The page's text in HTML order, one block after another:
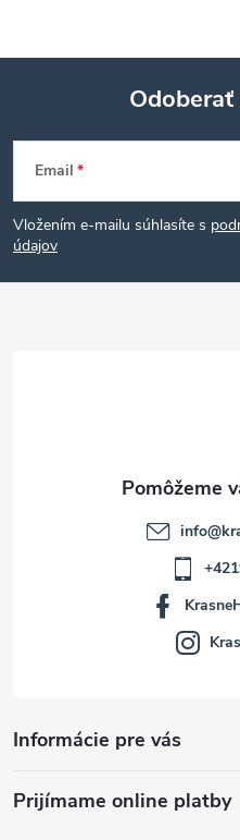
Z
á
p
Email
Vložením e-mailu súhlasíte s
údajov
Informácie pre vás
Prijímame online platby
info@